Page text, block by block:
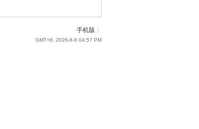
手机版
GMT+8, 2026-8-6 04:57 PM